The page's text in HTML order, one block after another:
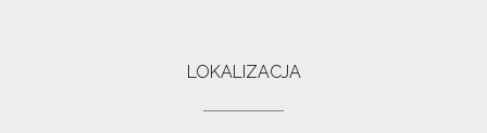
LOKALIZACJA